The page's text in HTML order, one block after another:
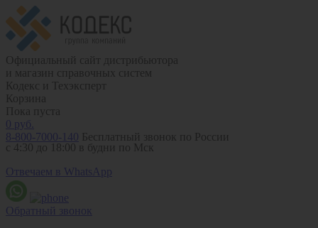
Официальный сайт дистрибьютора
и магазин справочных систем
Кодекс и Техэксперт
Корзина
Пока пуста
0 руб.
8-800-7000-140 Бесплатный звонок по России
с 4:30 до 18:00 в будни по Мск
Отвечаем в WhatsApp
Обратный звонок